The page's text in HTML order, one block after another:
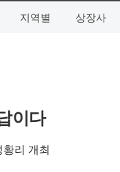
지역별 상장사
이다
황리 개최